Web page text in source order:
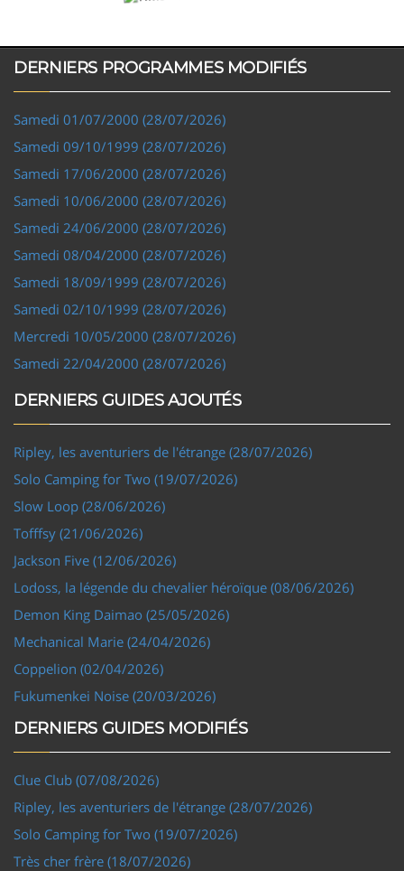
DERNIERS PROGRAMMES MODIFIÉS
Samedi 01/07/2000 (28/07/2026)
Samedi 09/10/1999 (28/07/2026)
Samedi 17/06/2000 (28/07/2026)
Samedi 10/06/2000 (28/07/2026)
Samedi 24/06/2000 (28/07/2026)
Samedi 08/04/2000 (28/07/2026)
Samedi 18/09/1999 (28/07/2026)
Samedi 02/10/1999 (28/07/2026)
Mercredi 10/05/2000 (28/07/2026)
Samedi 22/04/2000 (28/07/2026)
DERNIERS GUIDES AJOUTÉS
Ripley, les aventuriers de l'étrange (28/07/2026)
Solo Camping for Two (19/07/2026)
Slow Loop (28/06/2026)
Tofffsy (21/06/2026)
Jackson Five (12/06/2026)
Lodoss, la légende du chevalier héroïque (08/06/2026)
Demon King Daimao (25/05/2026)
Mechanical Marie (24/04/2026)
Coppelion (02/04/2026)
Fukumenkei Noise (20/03/2026)
DERNIERS GUIDES MODIFIÉS
Clue Club (07/08/2026)
Ripley, les aventuriers de l'étrange (28/07/2026)
Solo Camping for Two (19/07/2026)
Très cher frère (18/07/2026)